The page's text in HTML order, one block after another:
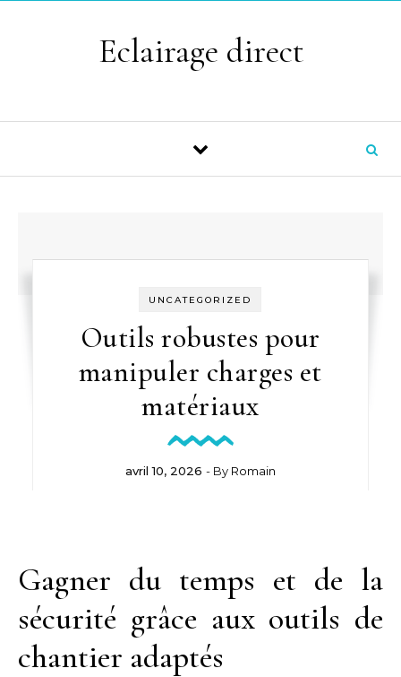
Eclairage direct
UNCATEGORIZED
Outils robustes pour
manipuler charges et
matériaux
avril 10, 2026 - By Romain
Gagner du temps et de la
sécurité grâce aux outils de
chantier adaptés